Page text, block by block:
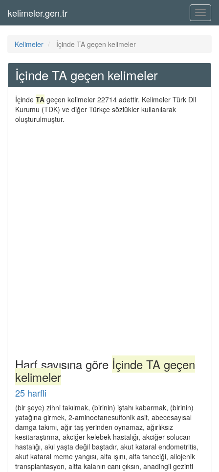
Menü
kelimeler.gen.tr
Kelimeler İçinde TA geçen kelimeler
İçinde TA geçen kelimeler
İçinde TA geçen kelimeler 22714 adettir. Kelimeler Türk Dil
Kurumu (TDK) ve diğer Türkçe sözlükler kullanılarak
oluşturulmuştur.
Harf sayısına göre İçinde TA geçen
kelimeler
25 harfli
(bir şeye) zihni takılmak, (birinin) iştahı kabarmak, (birinin)
yatağına girmek, 2-aminoetanesulfonik asit, abecesayısal
damga takımı, ağır taş yerinden oynamaz, ağırlıksız
kesitaraştırma, akciğer kelebek hastalığı, akciğer solucan
hastalığı, akıl yaşta değil baştadır, akut kataral endometritis,
akut kataral meme yangısı, alfa ışını, alfa taneciği, allojenik
transplantasyon, altta kalanın canı çıksın, anadingil gezinti